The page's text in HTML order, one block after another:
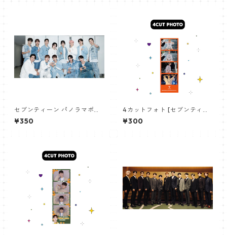
セブンティーン パノラマポス
ター (SEVENTEEN Poster) 70
0*330mm 【seventeen-0
¥350
4カットフォト [セブンティー
ン ホシ-03]4CUT PHOTO SE
VENTEEN HOSHI 03
¥300